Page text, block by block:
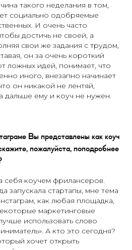
такого неделания в том,
социально одобряемые
И очень часто
достичь не своей, а
свои же задания с трудом,
он за очень короткий
ложных идей, понимает, что
иного, внезапно начинает
он никакой не лентяй,
дальше ему и коуч не нужен.
Вы представлены как коуч
пожалуйста, поподробнее
себя коучем фрилансеров.
запускала стартапы, мне тема
как любая площадка,
маркетинговые
использовать слово
А кто это сегодня?
хочет открыть